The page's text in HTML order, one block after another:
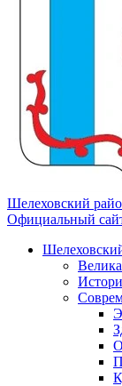
Шелеховский
Официальный